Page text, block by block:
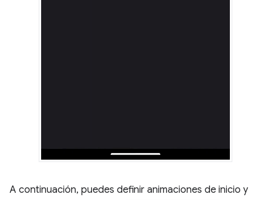
A continuación, puedes definir animaciones de inicio y